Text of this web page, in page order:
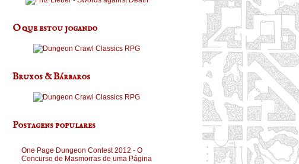
O que estou jogando
Bruxos & Bárbaros
Postagens populares
One Page Dungeon Contest 2012 - O
Concurso de Masmorras de uma Página